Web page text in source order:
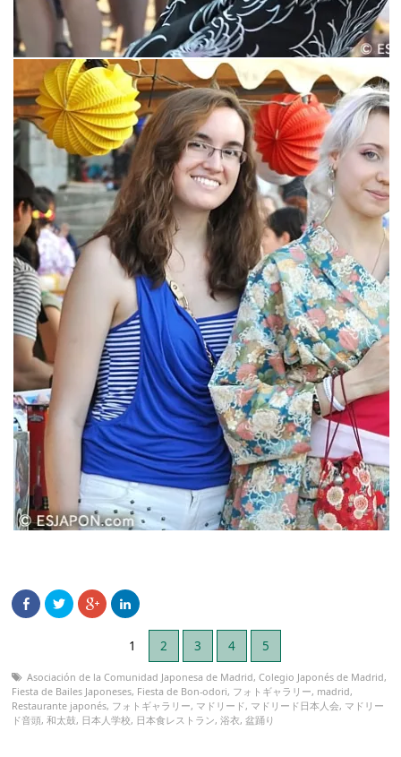
1 2 3 4 5
Asociación de la Comunidad Japonesa de Madrid,Colegio Japonés de Madrid,
Fiesta de Bailes Japoneses, Fiesta de Bon-odori, フォトギャラリー, madrid,
Restaurante japonés, フォトギャラリー, マドリード, マドリード日本人会, マドリー
ド音頭,和太鼓, 日本人学校, 日本食レストラン,浴衣,盆踊り